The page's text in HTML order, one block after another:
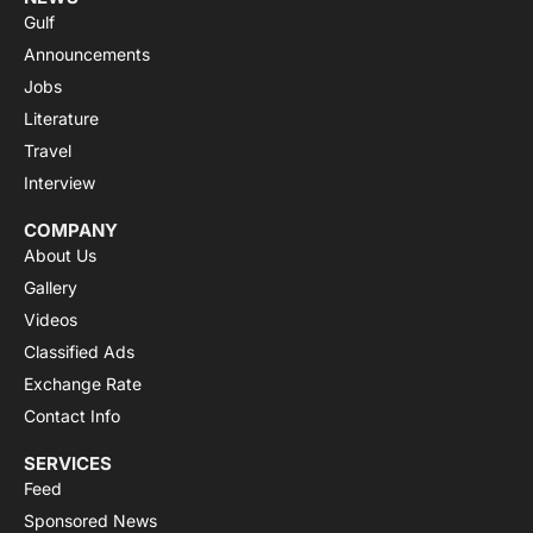
Gulf
Announcements
Jobs
Literature
Travel
Interview
COMPANY
About Us
Gallery
Videos
Classified Ads
Exchange Rate
Contact Info
SERVICES
Feed
Sponsored News